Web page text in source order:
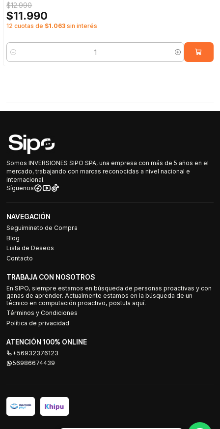
$12.990
$11.990
12 cuotas de $1.063 sin interés
Cantidad
Somos INVERSIONES SIPO SPA, una empresa con más de 5 años en el
mercado, trabajando con marcas reconocidas a nivel nacional e
internacional.
Síguenos
NAVEGACIÓN
Seguimineto de Compra
Blog
Lista de Deseos
Contacto
TRABAJA CON NOSOTROS
En SIPO, siempre estamos en búsqueda de personas proactivas y con
ganas de aprender. Actualmente estamos en la búsqueda de un
técnico en computación proactivo, postula aquí.
Términos y Condiciones
Política de privacidad
ATENCIÓN 100% ONLINE
+56932376123
56986674439